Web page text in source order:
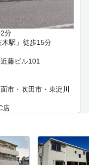
分
駅」徒歩15分
藤ビル101
市・吹田市・東淀川
店